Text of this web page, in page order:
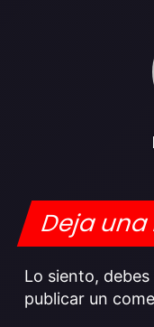
Deja
Lo siento,
publicar un